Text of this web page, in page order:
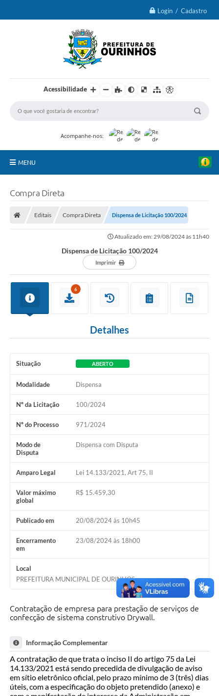
Login / Cadastro
Acessibilidade
Acompanhe-nos:
MENU
Secretarias
Compra Direta
Editais Compra Direta Dispensa de Licitação 100/2024
Atualizado em: 29/08/2024 às 11h40
Dispensa de Licitação 100/2024
Imprimir
6
Detalhes
Situação ABERTO
Modalidade Dispensa
Nº da Licitação 100/2024
Nº do Processo 971/2024
Modo de
Disputa
Dispensa com Disputa
Amparo Legal Lei 14.133/2021, Art 75, II
Valor máximo
global
R$ 15.459,30
Publicado em 20/08/2024 às 10h45
Encerramento
em
23/08/2024 às 18h00
Local
PREFEITURA MUNICIPAL DE OURINHOS
Contratação de empresa para prestação de serviços de
confecção de sistema construtivo Drywall.
Informação Complementar
A contratação de que trata o inciso II do artigo 75 da Lei
14.133/2021 está sendo precedida de divulgação de aviso
em sítio eletrônico oficial, pelo prazo mínimo de 3 (três) dias
úteis, com a especificação do objeto pretendido (anexo) e